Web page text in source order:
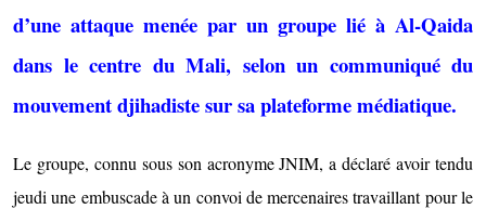
d’une attaque menée par un groupe lié à Al-Qaida
dans le centre du Mali, selon un communiqué du
mouvement djihadiste sur sa plateforme médiatique.
Le groupe, connu sous son acronyme JNIM, a déclaré avoir tendu
jeudi une embuscade à un convoi de mercenaires travaillant pour le